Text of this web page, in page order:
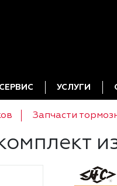
СЕРВИС УСЛУГИ
Запчасти